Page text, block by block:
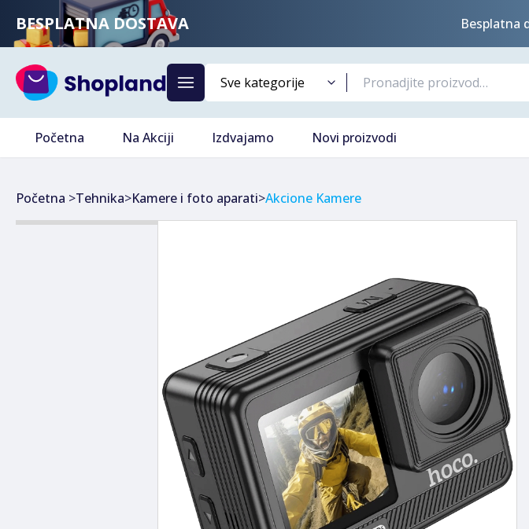
BESPLATNA DOSTAVA Besplatna
Početna Na Akciji Izdvajamo Novi proizvodi
Početna >Tehnika>Kamere i foto aparati>Akcione Kamere